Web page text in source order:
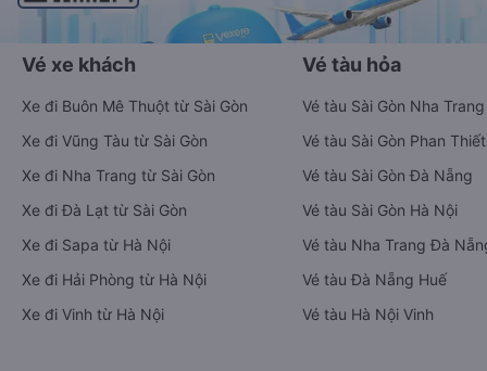
Vé xe khách
Xe đi Buôn Mê Thuột từ Sài Gòn
Xe đi Vũng Tàu từ Sài Gòn
Xe đi Nha Trang từ Sài Gòn
Xe đi Đà Lạt từ Sài Gòn
Xe đi Sapa từ Hà Nội
Xe đi Hải Phòng từ Hà Nội
Xe đi Vinh từ Hà Nội
Vé tàu hỏa
Vé tàu Sài Gòn Nha Trang
Vé tàu Sài Gòn Phan Thiết
Vé tàu Sài Gòn Đà Nẵng
Vé tàu Sài Gòn Hà Nội
Vé tàu Nha Trang Đà
Vé tàu Đà Nẵng Huế
Vé tàu Hà Nội Vinh